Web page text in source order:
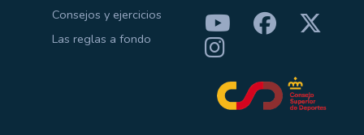
Consejos y ejercicios
Las reglas a fondo